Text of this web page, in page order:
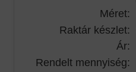
Méret:
Raktár készlet:
Ár:
Rendelt mennyiség: